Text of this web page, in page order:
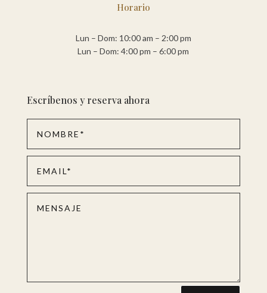
Horario
Lun – Dom: 10:00 am – 2:00 pm
Lun – Dom: 4:00 pm – 6:00 pm
Escríbenos y reserva ahora